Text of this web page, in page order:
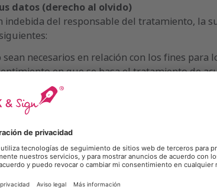
datos (derecho al olvido)
indebida del responsable del tratamiento, la
necesarios en relación con los fines
en que se basa el tratamiento de
9.2 del RGPD, y éste no se base en otro
y no prevalezcan otros motivos
tratados ilícitamente.
suprimirse para el cumplimiento de una
responsable del tratamiento.
obtenido en relación con la oferta de